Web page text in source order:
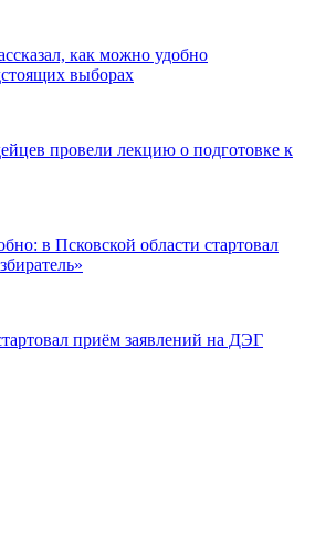
как можно удобно
выборах
провели лекцию о подготовке к
в Псковской области стартовал
приём заявлений на ДЭГ